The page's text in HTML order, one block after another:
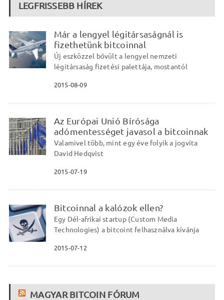
LEGFRISSEBB HÍREK
Már a lengyel légitársaságnál is
fizethetünk bitcoinnal
Új eszközzel bővült a lengyel nemzeti
légitársaság fizetési palettája, mostantól
2015-08-09
Az Európai Unió Bírósága
adómentességet javasol a bitcoinnak
Valamivel több, mint egy éve folyik a jogvita
David Hedqvist
2015-07-19
Bitcoinnal a kalózok ellen?
Egy Dél-afrikai startup (Custom Media
Technologies) a bitcoint felhasználva kívánja
2015-07-12
MAGYAR BITCOIN FÓRUM